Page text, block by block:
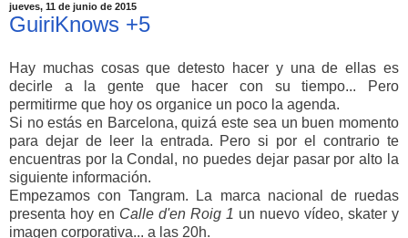
jueves, 11 de junio de 2015
GuiriKnows +5
Hay muchas cosas que detesto hacer y una de ellas es
decirle a la gente que hacer con su tiempo... Pero
permitirme que hoy os organice un poco la agenda.
Si no estás en Barcelona, quizá este sea un buen momento
para dejar de leer la entrada. Pero si por el contrario te
encuentras por la Condal, no puedes dejar pasar por alto la
siguiente información.
Empezamos con Tangram. La marca nacional de ruedas
presenta hoy en Calle d'en Roig 1 un nuevo vídeo, skater y
imagen corporativa... a las 20h.